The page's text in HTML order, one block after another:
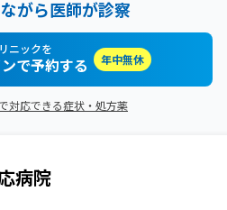
がら医師が診察
ニックを
で予約する 年中無休
対応できる症状・処方薬
病院